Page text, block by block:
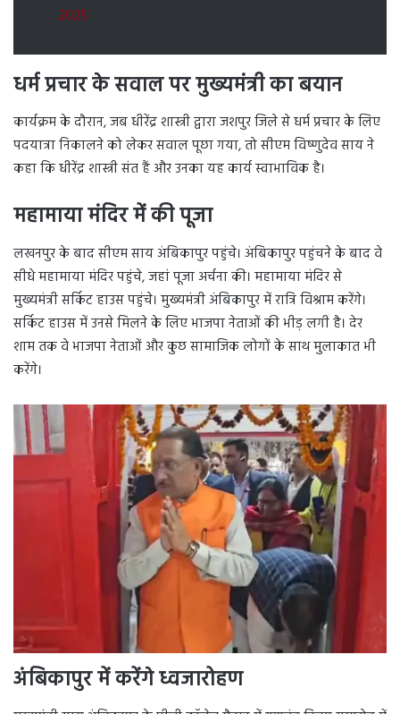
2025
धर्म प्रचार के सवाल पर मुख्यमंत्री का बयान
कार्यक्रम के दौरान, जब धीरेंद्र शास्त्री द्वारा जशपुर जिले से धर्म प्रचार के लिए
पदयात्रा निकालने को लेकर सवाल पूछा गया, तो सीएम विष्णुदेव साय ने
कहा कि धीरेंद्र शास्त्री संत हैं और उनका यह कार्य स्वाभाविक है।
महामाया मंदिर में की पूजा
लखनपुर के बाद सीएम साय अंबिकापुर पहुंचे। अंबिकापुर पहुंचने के बाद वे
सीधे महामाया मंदिर पहुंचे, जहां पूजा अर्चना की। महामाया मंदिर से
मुख्यमंत्री सर्किट हाउस पहुंचे। मुख्यमंत्री अंबिकापुर में रात्रि विश्राम करेंगे।
सर्किट हाउस में उनसे मिलने के लिए भाजपा नेताओं की भीड़ लगी है। देर
शाम तक वे भाजपा नेताओं और कुछ सामाजिक लोगों के साथ मुलाकात भी
करेंगे।
अंबिकापुर में करेंगे ध्वजारोहण